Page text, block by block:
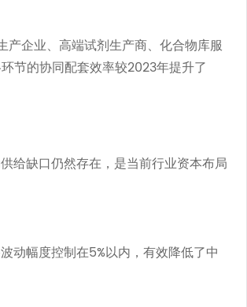
企业、高端试剂生产商、化合物库服
节的协同配套效率较2023年提升了
给缺口仍然存在，是当前行业资本布局
动幅度控制在5%以内，有效降低了中